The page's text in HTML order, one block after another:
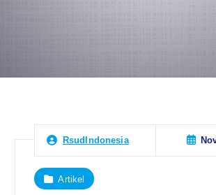
RsudIndonesia
Artikel